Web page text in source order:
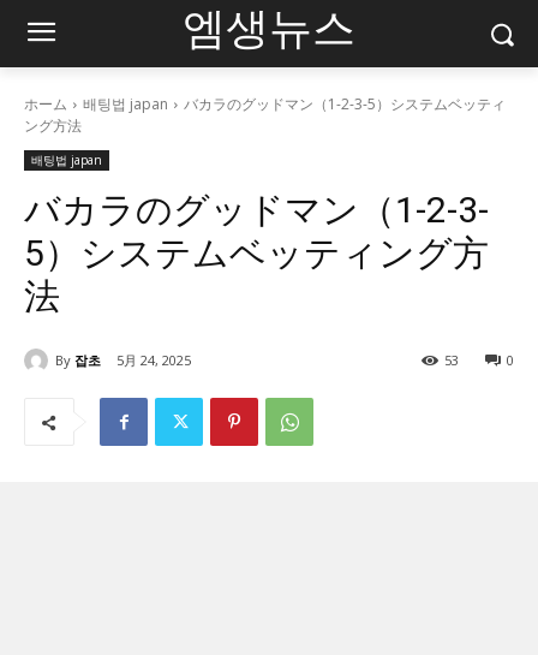
엠생뉴스
ホーム 배팅법 japan
バカラのグッドマン（1-2-3-5）システムベッティ
ング方法
배팅법 japan
バカラのグッドマン（1-2-3-
5）システムベッティング方
法
By 잡초 5月 24, 2025 0
53